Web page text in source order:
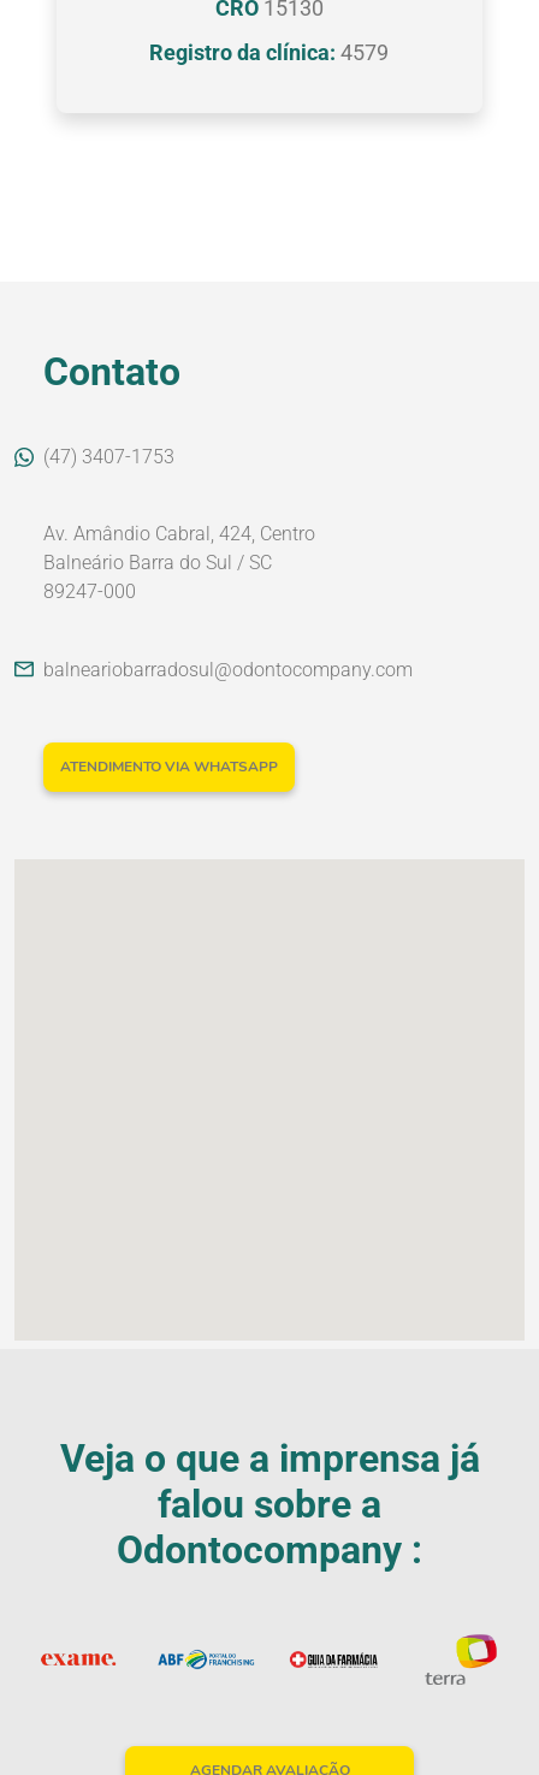
Blog
CRO15130
Registro da clínica: 4579
Contato
(47) 3407-1753
Av. Amândio Cabral, 424, Centro
Balneário Barra do Sul / SC
89247-000
balneariobarradosul@odontocompany.com
ATENDIMENTO VIA WHATSAPP
Veja o que a imprensa já
falou sobre a
Odontocompany :
AGENDAR AVALIAÇÃO